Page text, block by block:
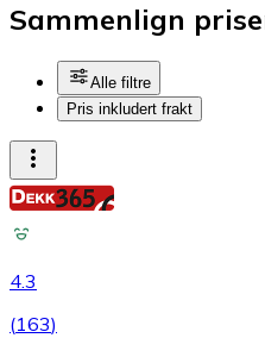
Sammenlign
Alle filtre
Pris inkludert frakt
4.3
(163)